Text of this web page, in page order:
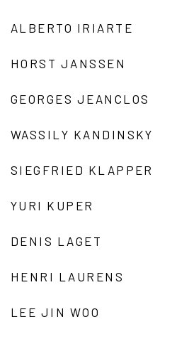
ALBERTO IRIARTE
HORST JANSSEN
GEORGES JEANCLOS
WASSILY KANDINSKY
SIEGFRIED KLAPPER
YURI KUPER
DENIS LAGET
HENRI LAURENS
LEE JIN WOO